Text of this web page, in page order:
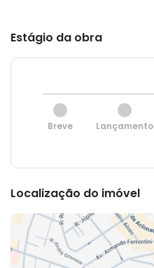
Estágio da obra
Breve Lançamento
Localização do imóvel